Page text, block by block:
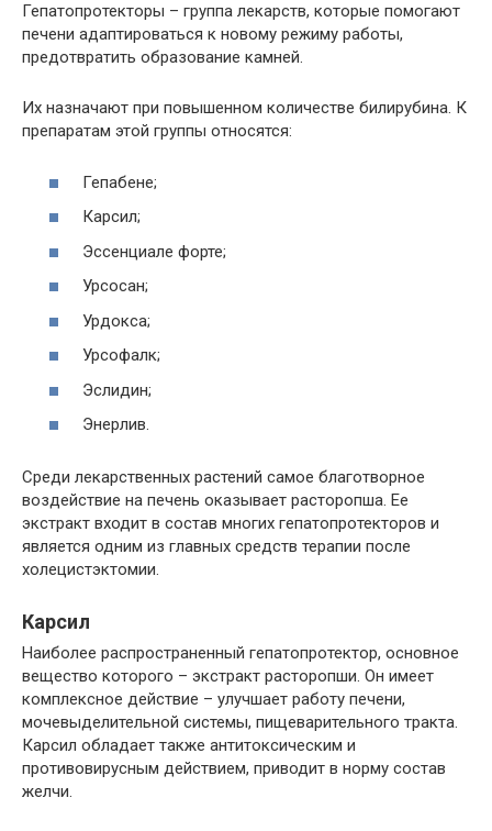
Гепатопротекторы – группа лекарств, которые помогают
печени адаптироваться к новому режиму работы,
предотвратить образование камней.
Их назначают при повышенном количестве билирубина. К
препаратам этой группы относятся:
Гепабене;
Карсил;
Эссенциале форте;
Урсосан;
Урдокса;
Урсофалк;
Эслидин;
Энерлив.
Среди лекарственных растений самое благотворное
воздействие на печень оказывает расторопша. Ее
экстракт входит в состав многих гепатопротекторов и
является одним из главных средств терапии после
холецистэктомии.
Карсил
Наиболее распространенный гепатопротектор, основное
вещество которого – экстракт расторопши. Он имеет
комплексное действие – улучшает работу печени,
мочевыделительной системы, пищеварительного тракта.
Карсил обладает также антитоксическим и
противовирусным действием, приводит в норму состав
желчи.